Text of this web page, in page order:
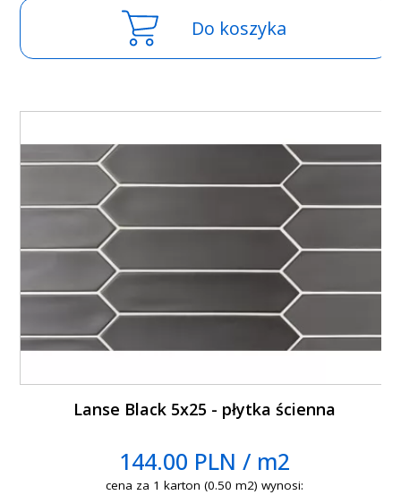
Do koszyka
Lanse Black 5x25 - płytka ścienna
144.00 PLN / m2
cena za 1 karton (0.50 m2) wynosi: